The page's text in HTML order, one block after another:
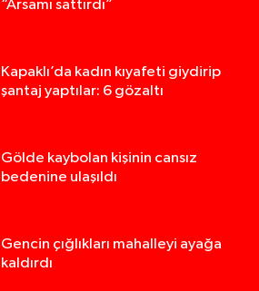
“Arsamı sattırdı”
Kapaklı’da kadın kıyafeti giydirip
şantaj yaptılar: 6 gözaltı
Gölde kaybolan kişinin cansız
bedenine ulaşıldı
Gencin çığlıkları mahalleyi ayağa
kaldırdı